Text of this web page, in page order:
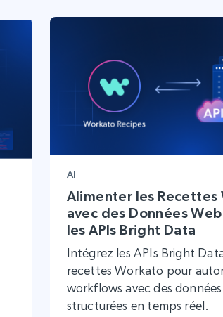
AI
Alimenter les Recettes
avec des Données
les APIs Bright Data
Intégrez les APIs Bright
recettes Workato pour
workflows avec des
structurées en temps réel.